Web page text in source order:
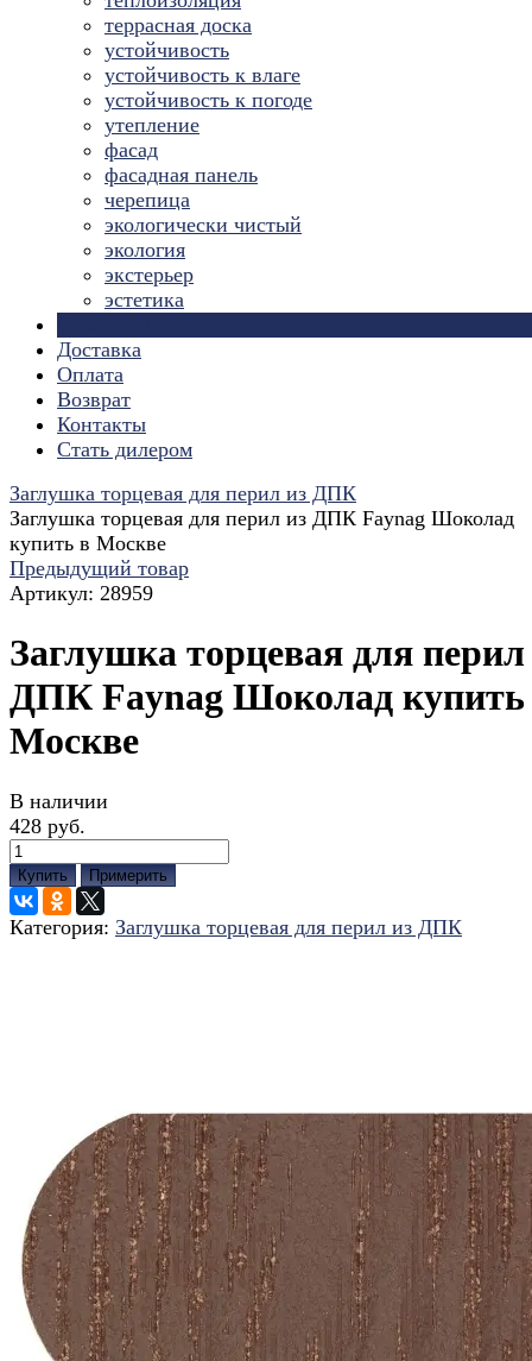
террасная доска
устойчивость
устойчивость к влаге
устойчивость к погоде
утепление
фасад
фасадная панель
черепица
экологически чистый
экология
экстерьер
эстетика
Доставка
Оплата
Возврат
Контакты
Стать дилером
Заглушка торцевая для перил из ДПК
Заглушка торцевая для перил из ДПК Faynag Шоколад
купить в Москве
Предыдущий товар
Артикул: 28959
Заглушка торцевая для перил
ДПК Faynag Шоколад купить
Москве
В наличии
428 руб.
Купить Примерить
Категория: Заглушка торцевая для перил из ДПК